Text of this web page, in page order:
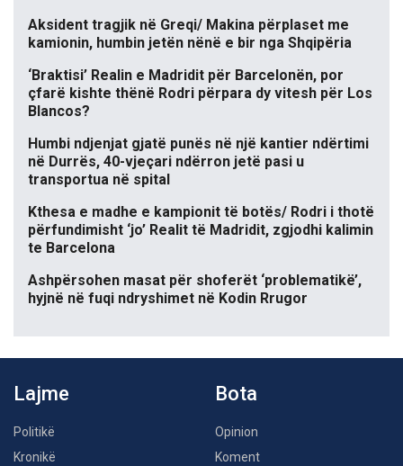
Aksident tragjik në Greqi/ Makina përplaset me
kamionin, humbin jetën nënë e bir nga Shqipëria
‘Braktisi’ Realin e Madridit për Barcelonën, por
çfarë kishte thënë Rodri përpara dy vitesh për Los
Blancos?
Humbi ndjenjat gjatë punës në një kantier ndërtimi
në Durrës, 40-vjeçari ndërron jetë pasi u
transportua në spital
Kthesa e madhe e kampionit të botës/ Rodri i thotë
përfundimisht ‘jo’ Realit të Madridit, zgjodhi kalimin
te Barcelona
Ashpërsohen masat për shoferët ‘problematikë’,
hyjnë në fuqi ndryshimet në Kodin Rrugor
Lajme
Politikë
Kronikë
Bota
Opinion
Koment